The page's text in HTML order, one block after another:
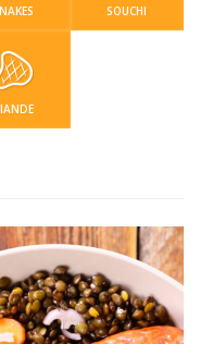
SOUCHI